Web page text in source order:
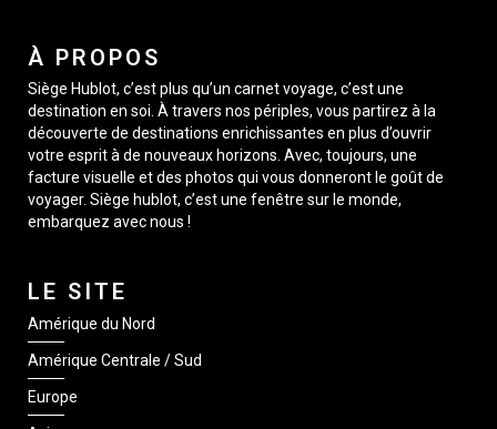
À PROPOS
Siège Hublot, c’est plus qu’un carnet voyage, c’est une
destination en soi. À travers nos périples, vous partirez à la
découverte de destinations enrichissantes en plus d’ouvrir
votre esprit à de nouveaux horizons. Avec, toujours, une
facture visuelle et des photos qui vous donneront le goût de
voyager. Siège hublot, c’est une fenêtre sur le monde,
embarquez avec nous !
LE SITE
Amérique du Nord
Amérique Centrale / Sud
Europe